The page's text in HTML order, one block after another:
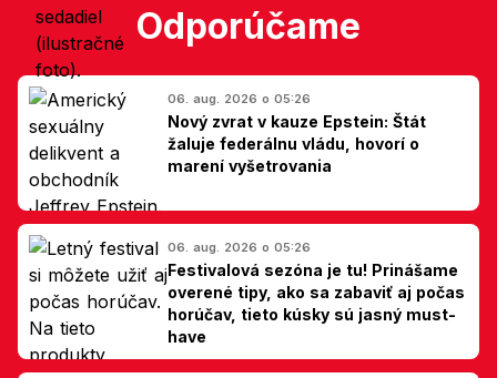
Odporúčame
06. aug. 2026 o 05:26
Nový zvrat v kauze Epstein: Štát
žaluje federálnu vládu, hovorí o
marení vyšetrovania
06. aug. 2026 o 05:26
Festivalová sezóna je tu! Prinášame
overené tipy, ako sa zabaviť aj počas
horúčav, tieto kúsky sú jasný must-
have